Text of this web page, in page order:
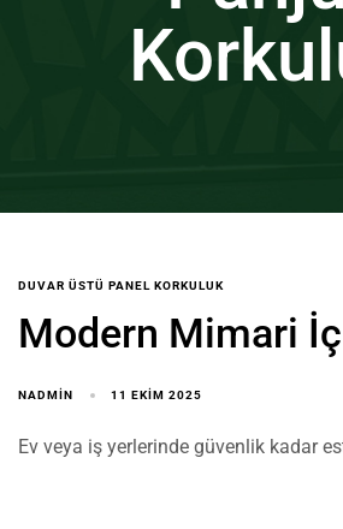
DUVAR ÜSTÜ PANEL KORKULUK
Modern Mimari
NADMIN 11 EKIM 2025
Ev veya iş yerlerinde güvenlik kadar